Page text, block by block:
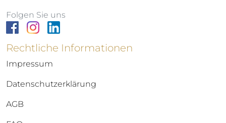
Folgen Sie uns
Rechtliche Informationen
Impressum
Datenschutzerklärung
AGB